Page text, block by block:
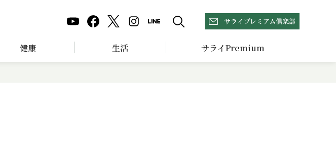
サライプレミアム倶楽部
健康 生活 サライPremium